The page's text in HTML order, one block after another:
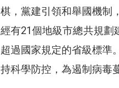
棋，黨建引領和舉國機制
經有21個地級市總共規劃
超過國家規定的省級標準
持科學防控，為遏制病毒